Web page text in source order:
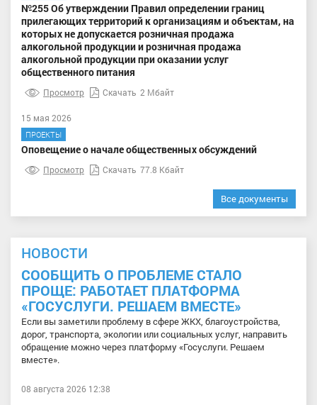
№255 Об утверждении Правил определении границ
прилегающих территорий к организациям и объектам, на
которых не допускается розничная продажа
алкогольной продукции и розничная продажа
алкогольной продукции при оказании услуг
общественного питания
Просмотр Скачать 2 Мбайт
15 мая 2026
ПРОЕКТЫ
Оповещение о начале общественных обсуждений
Просмотр Скачать 77.8 Кбайт
Все документы
НОВОСТИ
СООБЩИТЬ О ПРОБЛЕМЕ СТАЛО
ПРОЩЕ: РАБОТАЕТ ПЛАТФОРМА
«ГОСУСЛУГИ. РЕШАЕМ ВМЕСТЕ»
Если вы заметили проблему в сфере ЖКХ, благоустройства,
дорог, транспорта, экологии или социальных услуг, направить
обращение можно через платформу «Госуслуги. Решаем
вместе».
08 августа 2026 12:38